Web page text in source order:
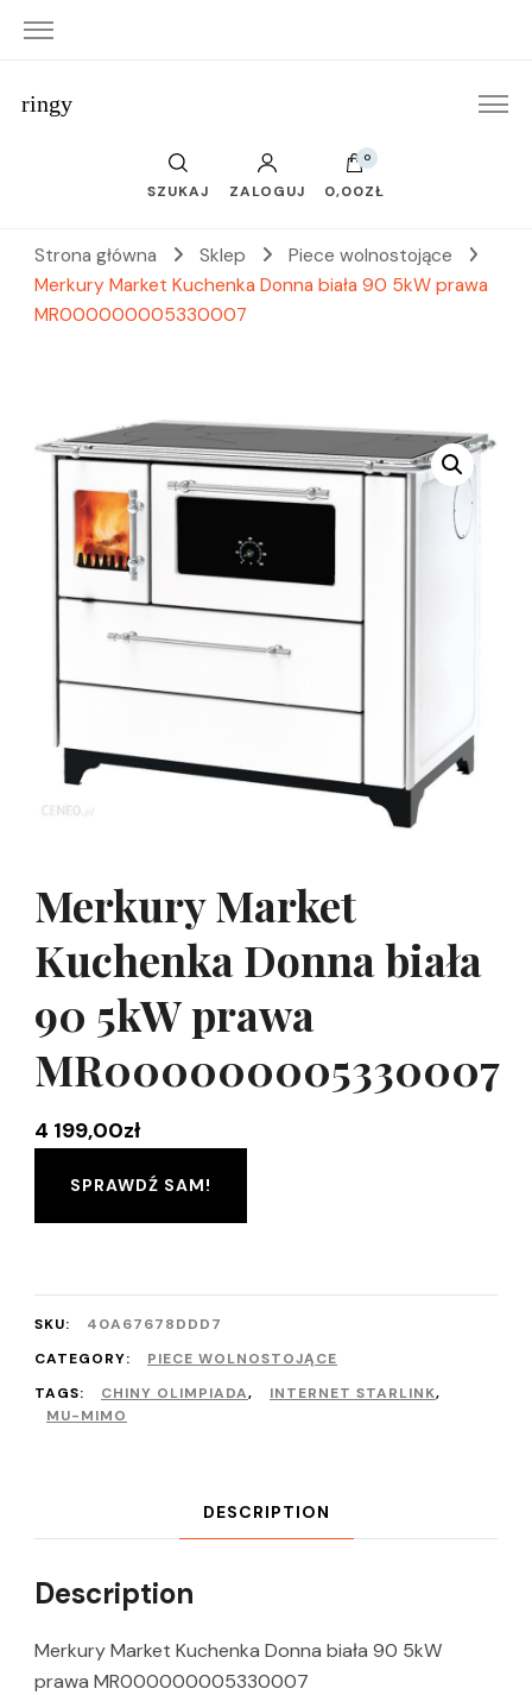
ringy
SZUKAJ ZALOGUJ
0
0,00ZŁ
Strona główna Sklep
Piece wolnostojące
Merkury Market Kuchenka Donna biała 90 5kW prawa
MR000000005330007
Merkury Market
Kuchenka Donna biała
90 5kW prawa
MR000000005330007
4 199,00zł
SPRAWDŹ SAM!
SKU:
40A67678DDD7
CATEGORY:
PIECE WOLNOSTOJĄCE
TAGS:
CHINY OLIMPIADA, INTERNET STARLINK,
MU-MIMO
DESCRIPTION
Description
Merkury Market Kuchenka Donna biała 90 5kW
prawa MR000000005330007